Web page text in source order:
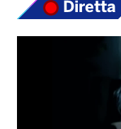
Diretta